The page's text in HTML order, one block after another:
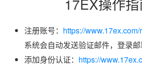
17EX操作
注册账号： https://www.17ex.com/
系统会自动发送验证邮件，登录邮
添加身份认证： https://